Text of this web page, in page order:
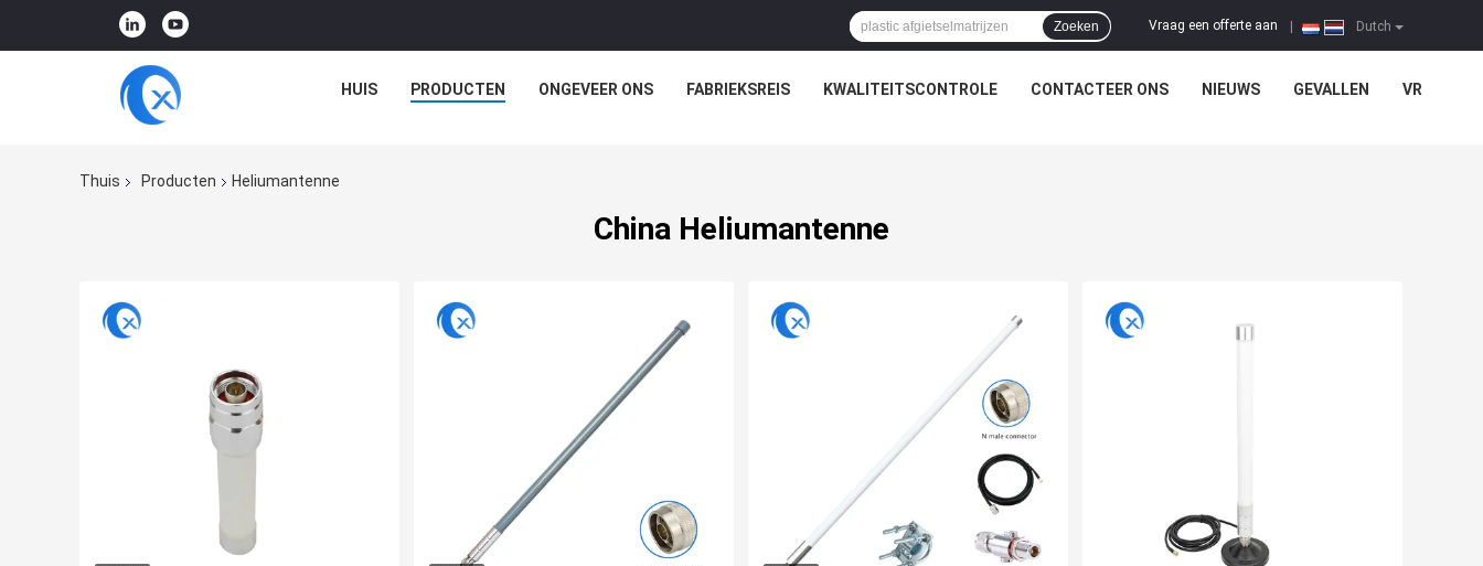
Dutch
Vraag een offerte aan
Zoeken
HUIS PRODUCTEN ONGEVEER ONS FABRIEKSREIS KWALITEITSCONTROLE CONTACTEER ONS NIEUWS GEVALLEN VR
Thuis Producten Heliumantenne
China Heliumantenne